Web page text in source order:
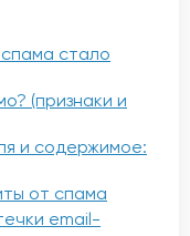
стало
(признаки и
и содержимое:
от спама
email-